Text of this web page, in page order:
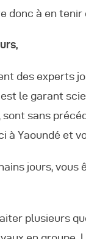
donc à en
des experts
est le garant
sans
à Yaoundé et
jours,
plusieurs